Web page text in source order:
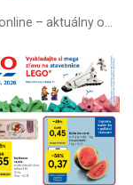
Billa leták online –⁠ aktuálny od stredy